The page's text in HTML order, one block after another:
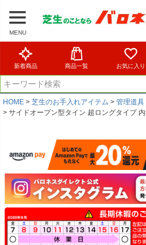
MENU
新着商品 商品一覧 お気に入り
HOME 芝生のお手入れアイテム 管理道具
サイドオープン型タイン 超ロングタイプ